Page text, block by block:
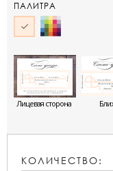
ПАЛИТРА
Лицевая сторона
КОЛИЧЕСТВО: